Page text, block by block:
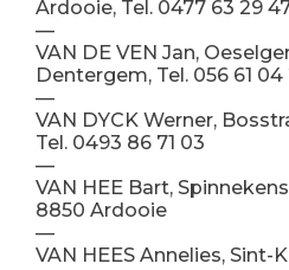
Ardooie, Tel. 0477 63 29
—
VAN DE VEN Jan,
Dentergem, Tel. 056 61 04
—
VAN DYCK Werner,
Tel. 0493 86 71 03
—
VAN HEE Bart,
8850 Ardooie
—
VAN HEES Annelies,